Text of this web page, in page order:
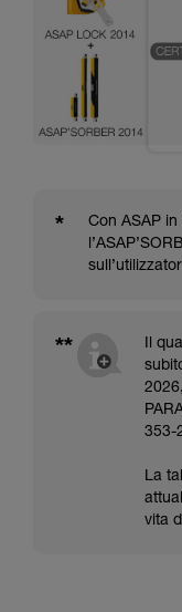
*
Con ASAP
**
Il
353-
La
vita